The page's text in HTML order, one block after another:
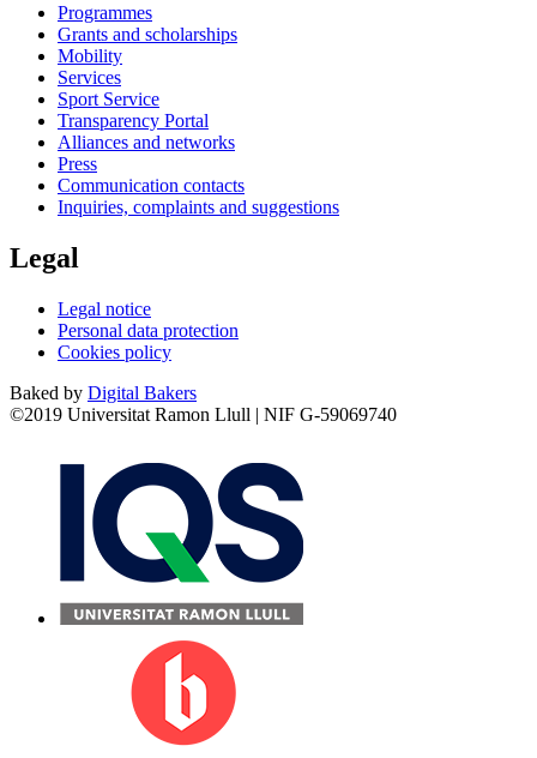
Programmes
Grants and scholarships
Mobility
Services
Sport Service
Transparency Portal
Alliances and networks
Press
Communication contacts
Inquiries, complaints and suggestions
Legal
Legal notice
Personal data protection
Cookies policy
Baked by Digital Bakers
©2019 Universitat Ramon Llull | NIF G-59069740